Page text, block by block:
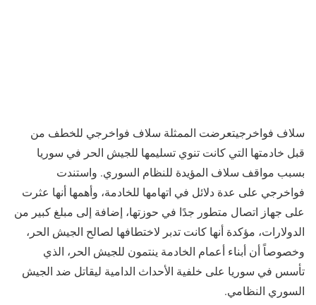
سلاف فواخرجي​تعرضت الممثلة سلاف فواخرجي للخطف من
قبل خادمتها التي كانت تنوي تسليمها للجيش الحر في سوريا
بسبب مواقف سلاف المؤيدة للنظام السوري. واستندت
فواخرجي على عدة دلائل في اتهامها للخادمة، وأهمها أنها عثرت
على جهاز اتصال متطور جدًا في حوزتها، إضافة إلى مبلغ كبير من
الدولارات، مؤكدة أنها كانت تدبر لاختطافها لصالح الجيش الحر،
وخصوصاً أن أبناء أعمام الخادمة ينتمون للجيش الحر، الذي
تأسس في سوريا على خلفية الأحداث الدامية ليقاتل ضد الجيش
السوري النظامي.